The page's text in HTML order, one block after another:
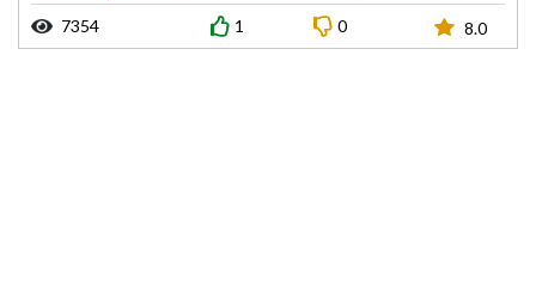
7354 1 0 8.0